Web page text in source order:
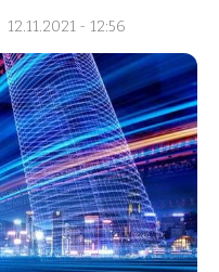
12.11.2021 - 12:56